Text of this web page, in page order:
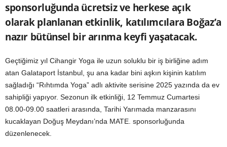
sponsorluğunda ücretsiz ve herkese açık
olarak planlanan etkinlik, katılımcılara Boğaz’a
nazır bütünsel bir arınma keyfi yaşatacak.
Geçtiğimiz yıl Cihangir Yoga ile uzun soluklu bir iş birliğine adım
atan Galataport İstanbul, şu ana kadar bini aşkın kişinin katılım
sağladığı “Rıhtımda Yoga” adlı aktivite serisine 2025 yazında da ev
sahipliği yapıyor. Sezonun ilk etkinliği, 12 Temmuz Cumartesi
08.00-09.00 saatleri arasında, Tarihi Yarımada manzarasını
kucaklayan Doğuş Meydanı’nda MATE. sponsorluğunda
düzenlenecek.